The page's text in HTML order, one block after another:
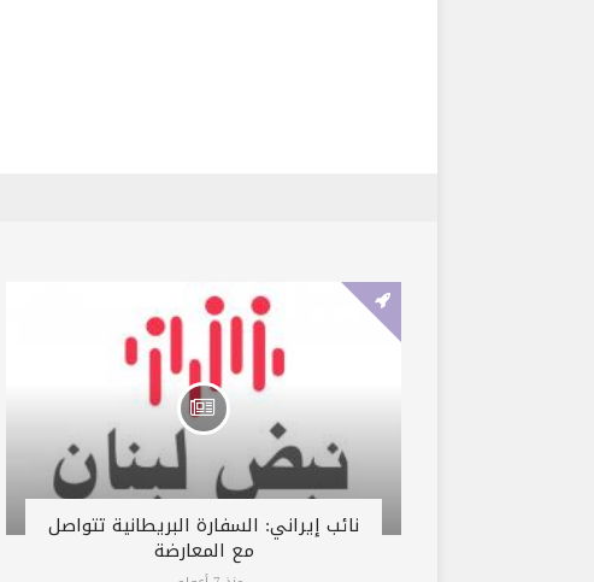
نائب إيراني: السفارة البريطانية تتواصل
مع المعارضة